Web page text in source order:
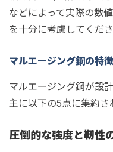
などによって実際の数
を十分に考慮してくださ
マルエージング鋼の特
マルエージング鋼が設
主に以下の5点に集約さ
圧倒的な強度と靭性